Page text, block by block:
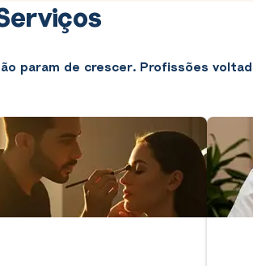
param de crescer. Profissões